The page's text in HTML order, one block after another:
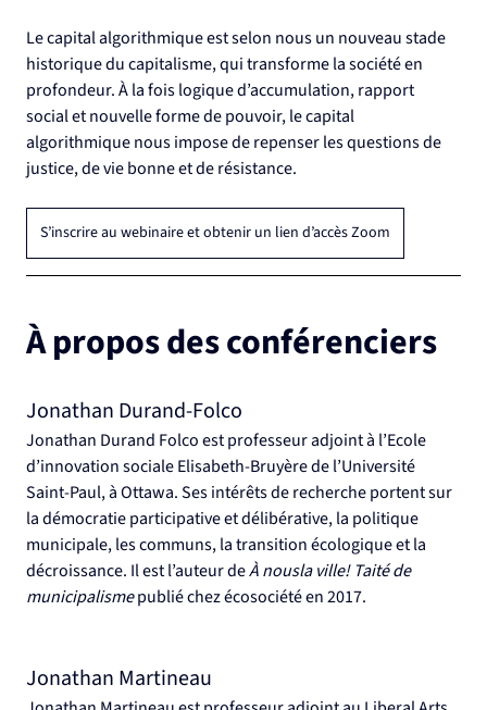
Le capital algorithmique est selon nous un nouveau stade
historique du capitalisme, qui transforme la société en
profondeur. À la fois logique d’accumulation, rapport
social et nouvelle forme de pouvoir, le capital
algorithmique nous impose de repenser les questions de
justice, de vie bonne et de résistance.
S’inscrire au webinaire et obtenir un lien d’accès Zoom
À propos des conférenciers
Jonathan Durand-Folco
Jonathan Durand Folco est professeur adjoint à l’Ecole
d’innovation sociale Elisabeth-Bruyère de l’Université
Saint-Paul, à Ottawa. Ses intérêts de recherche portent sur
la démocratie participative et délibérative, la politique
municipale, les communs, la transition écologique et la
décroissance. Il est l’auteur de À nousla ville! Taité de
municipalisme publié chez écosociété en 2017.
Jonathan Martineau